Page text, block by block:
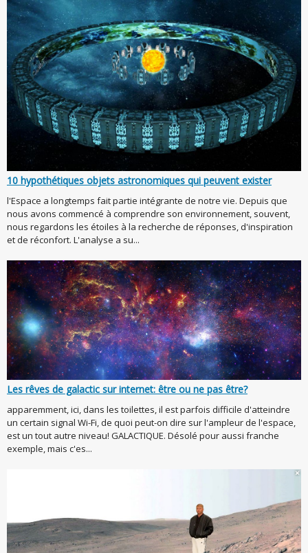
10 hypothétiques objets astronomiques qui peuvent exister
l'Espace a longtemps fait partie intégrante de notre vie. Depuis que
nous avons commencé à comprendre son environnement, souvent,
nous regardons les étoiles à la recherche de réponses, d'inspiration
et de réconfort. L'analyse a su...
Les rêves de galactic sur internet: être ou ne pas être?
apparemment, ici, dans les toilettes, il est parfois difficile d'atteindre
un certain signal Wi-Fi, de quoi peut-on dire sur l'ampleur de l'espace,
est un tout autre niveau! GALACTIQUE. Désolé pour aussi franche
exemple, mais c'es...